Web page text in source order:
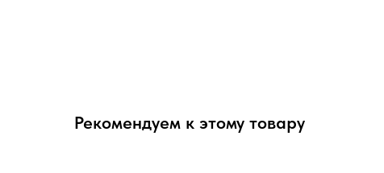
Рекомендуем к этому товару